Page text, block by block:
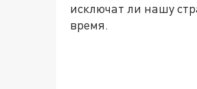
исключат ли нашу
время.